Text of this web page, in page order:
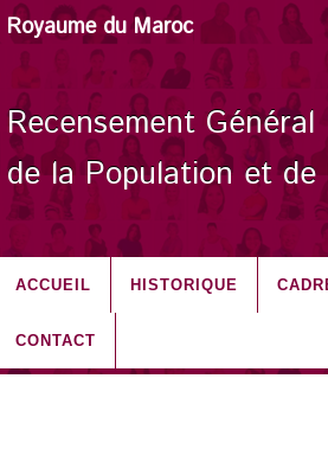
Royaume du Maroc
Recensement Général
de la Population et de
ACCUEIL HISTORIQUE
CONTACT